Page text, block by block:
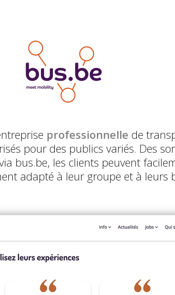
professionnelle de
pour des publics variés. Des
bus.be, les clients peuvent
adapté à leur groupe et à leurs